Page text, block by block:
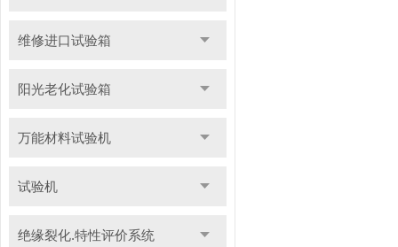
维修进口试验箱
阳光老化试验箱
万能材料试验机
试验机
绝缘裂化.特性评价系统